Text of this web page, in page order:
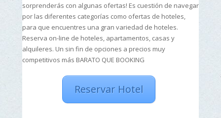
sorprenderás con algunas ofertas! Es cuestión de navegar
por las diferentes categorías como ofertas de hoteles,
para que encuentres una gran variedad de hoteles.
Reserva on-line de hoteles, apartamentos, casas y
alquileres. Un sin fin de opciones a precios muy
competitivos más BARATO QUE BOOKING
Reservar Hotel